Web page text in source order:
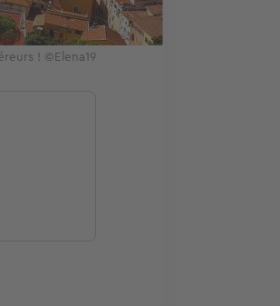
! ©Elena19